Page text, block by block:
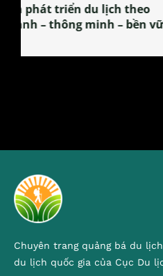
Làng làm bánh tẻ
tỏa đặc sản xứ Đoài
Chuyên trang quảng bá du
du lịch quốc gia của Cục Du